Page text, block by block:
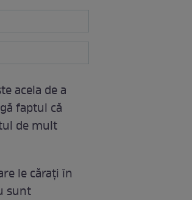
acela de a
faptul că
de mult
le căraţi în
sunt